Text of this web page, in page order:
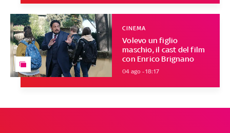
Volevo un figlio
maschio, il cast del film
con Enrico Brignano
CINEMA
04 ago - 18:17